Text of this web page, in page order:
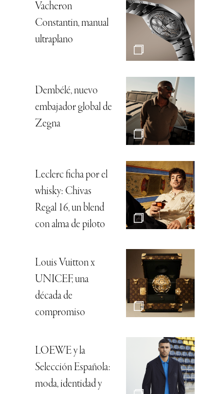
Vacheron
Constantin, manual
ultraplano
Dembélé, nuevo
embajador global de
Zegna
Leclerc ficha por el
whisky: Chivas
Regal 16, un blend
con alma de piloto
Louis Vuitton x
UNICEF, una
década de
compromiso
LOEWE y la
Selección Española:
moda, identidad y